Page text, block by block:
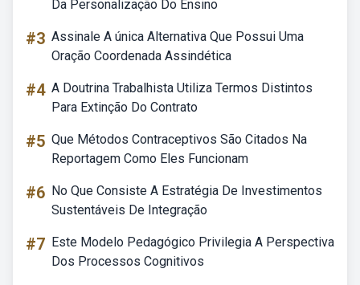
Da Personalização Do Ensino
#3 Assinale A única Alternativa Que Possui Uma
Oração Coordenada Assindética
#4 A Doutrina Trabalhista Utiliza Termos Distintos
Para Extinção Do Contrato
#5 Que Métodos Contraceptivos São Citados Na
Reportagem Como Eles Funcionam
#6 No Que Consiste A Estratégia De Investimentos
Sustentáveis De Integração
#7 Este Modelo Pedagógico Privilegia A Perspectiva
Dos Processos Cognitivos